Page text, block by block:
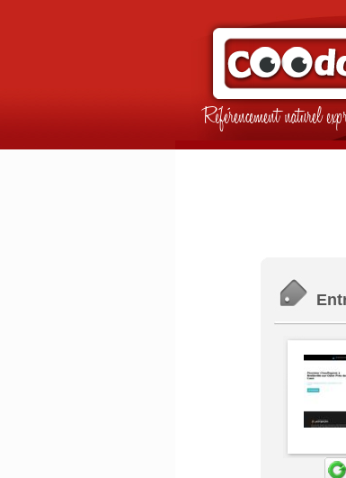
Référencement naturel